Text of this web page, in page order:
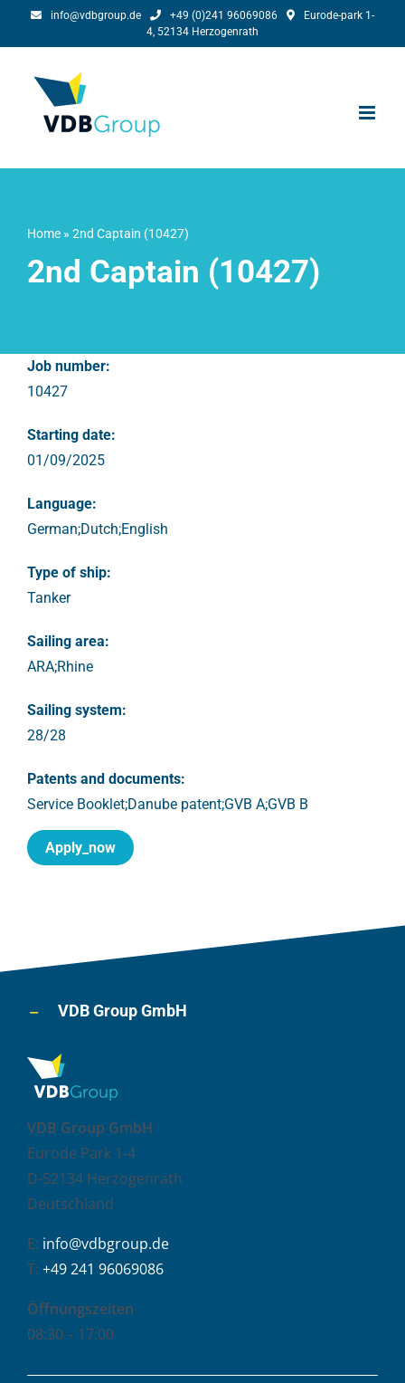
info@vdbgroup.de +49 (0)241 96069086
Eurode-park 1-
4, 52134 Herzogenrath
Home» 2nd Captain (10427)
2nd Captain (10427)
Job number:
10427
Starting date:
01/09/2025
Language:
German;Dutch;English
Type of ship:
Tanker
Sailing area:
ARA;Rhine
Sailing system:
28/28
Patents and documents:
Service Booklet;Danube patent;GVB A;GVB B
Apply_now
VDB Group GmbH
VDB Group GmbH
Eurode Park 1-4
D-52134 Herzogenrath
Deutschland
E: info@vdbgroup.de
T: +49 241 96069086
Öffnungszeiten
08:30 – 17:00